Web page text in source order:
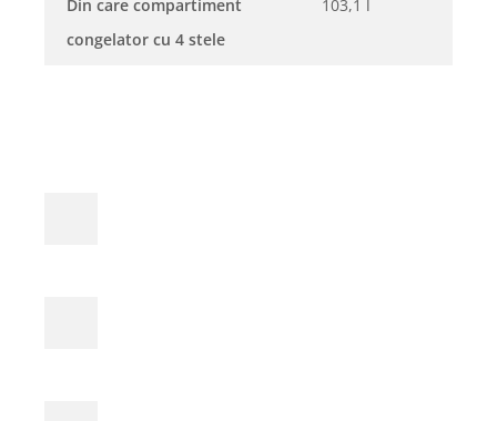
Din care compartiment
congelator cu 4 stele
103,1 l